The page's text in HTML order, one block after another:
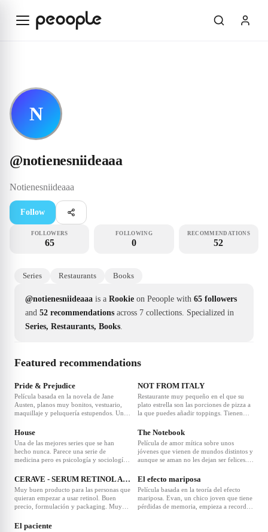
N
@notienesniideaaa
Notienesniideaaa
Follow
FOLLOWERS
65
FOLLOWING
0
RECOMMENDATIONS
52
Series Restaurants Books
@notienesniideaaa is a Rookie on Peoople with 65 followers
and 52 recommendations across 7 collections. Specialized in
Series, Restaurants, Books.
Featured recommendations
❤8
Pride & Prejudice
Película basada en la novela de Jane
Austen, planos muy bonitos, vestuario,
maquillaje y peluquería estupendos. Una
actuación. Muy recomendada si te gusta
NOT FROM ITALY
Restaurante muy pequeño en el que su
plato estrella son las porciones de pizza a
la que puedes añadir toppings. Tienen
extras que quieras. Esta rico, pero para mi
ambiente, ya que son mesas muy
pequeñas e incómodas.
❤5
House
Una de las mejores series que se han
hecho nunca. Parece una serie de
medicina pero es psicología y sociología
bien construidos, con una evolución
sobre todo de Hugh Laurie.
Recomendadísima.
❤ 5
The Notebook
Película de amor mítica sobre unos
jóvenes que vienen de mundos distintos y
aunque se aman no les dejan ser felices.
mayor y vive en una residencia porque
ella tiene Alzheimer. Todos los días le
cuenta su historia de amor y a veces, le
reconoce.
❤4
CERAVE - SERUM RETINOL ANTI-MARCAS
Muy buen producto para las personas que
quieran empezar a usar retinol. Buen
precio, formulación y packaging. Muy
❤4
El efecto mariposa
Película basada en la teoría del efecto
mariposa. Evan, un chico joven que tiene
pérdidas de memoria, empieza a recordar
❤3
El paciente